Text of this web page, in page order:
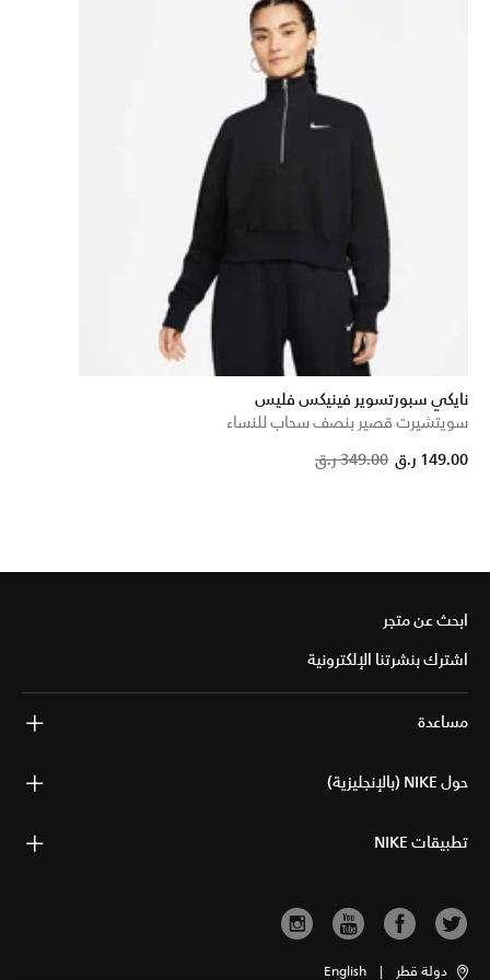
نايكي سبورتسوير فينيكس فليس
سويتشيرت قصير بنصف سحاب للنساء
Price 349.00 ر.ق to
149.00 ر.ق
ابحث عن متجر
اشترك بنشرتنا الإلكترونية
مساعدة
حول NIKE (بالإنجليزية)
تطبيقات NIKE
دولة قطر |
English